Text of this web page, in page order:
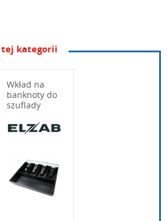
kategorii
Wkład na
banknoty do
szuflady
350